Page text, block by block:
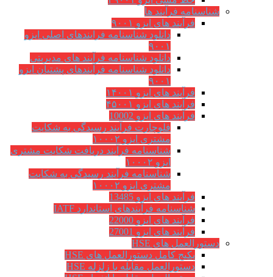
شناسنامه فرآیند ها
فرآیند های ایزو ۹۰۰۱
دانلود شناسنامه فرایندهای اصلی ایزو
۹۰۰۱
دانلود شناسنامه فرآیند های مدیریتی
دانلود شناسنامه فرآیندهای پشتیان ایزو
۹۰۰۱
فرآیند های ایزو ۱۴۰۰۱
فرآیند های ایزو ۴۵۰۰۱
فرآیند های ایزو 10002
فلوچارت فرآیند رسیدگی به شکایت
مشتری ایزو ۱۰۰۰۲
شناسنامه فرآیند دریافت شکایت مشتری
ایزو ۱۰۰۰۲
شناسنامه فرآیند رسیدگی به شکایت
مشتری ایزو ۱۰۰۰۲
فرآیند های ایزو 13485
شناسنامه فرآیندهای استاندارد IATF
فرآیند های ایزو 22000
فرآیند های ایزو 27001
دستورالعمل های HSE
پکیج کامل دستورالعمل های HSE
دستورالعمل مقابله با زلزله HSE